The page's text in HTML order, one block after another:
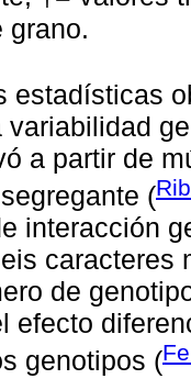
grano.
estadísticas
variabilidad
a partir de
(
interacción
caracteres
de
efecto
genotipos (